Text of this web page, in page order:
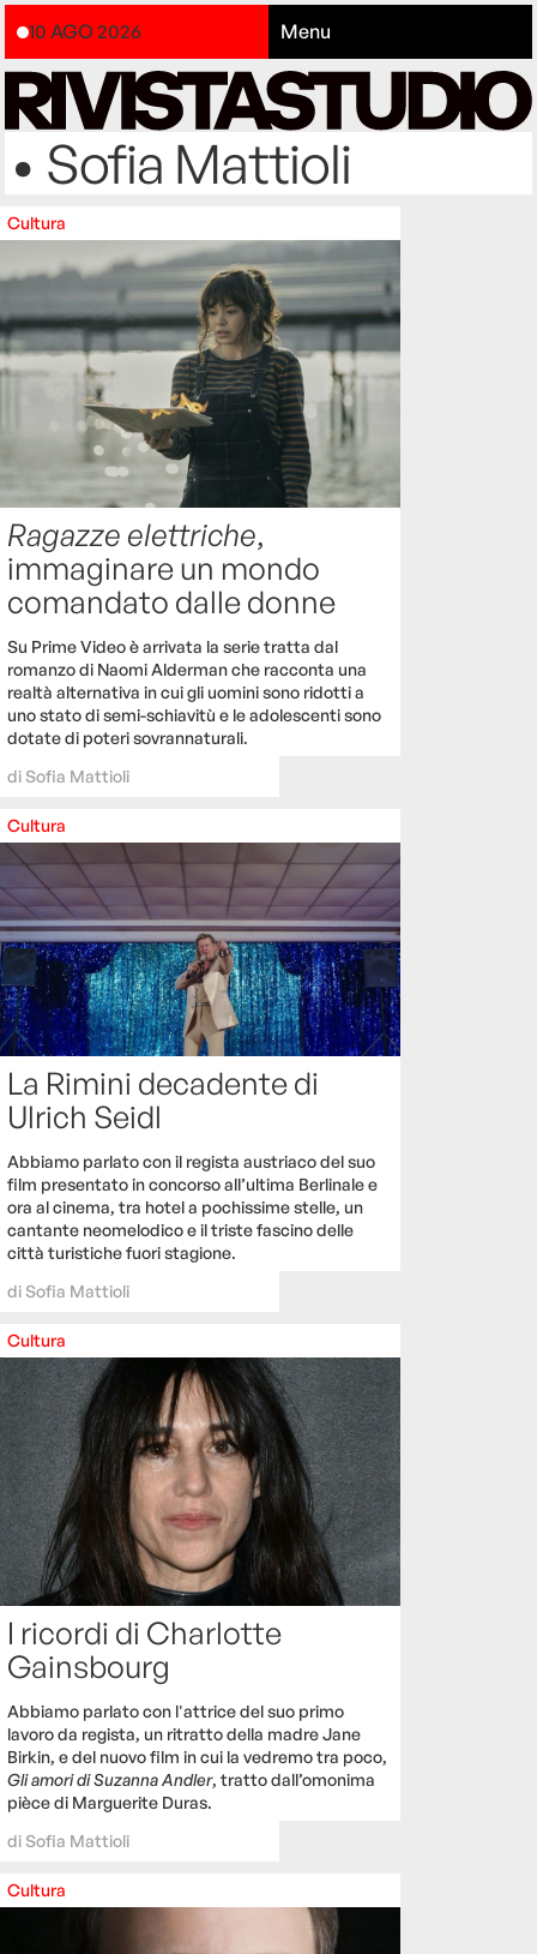
10 AGO 2026 Menu
• Sofia Mattioli
Cultura
Ragazze elettriche,
immaginare un mondo
comandato dalle donne
Su Prime Video è arrivata la serie tratta dal
romanzo di Naomi Alderman che racconta una
realtà alternativa in cui gli uomini sono ridotti a
uno stato di semi-schiavitù e le adolescenti sono
dotate di poteri sovrannaturali.
diSofia Mattioli
Cultura
La Rimini decadente di
Ulrich Seidl
Abbiamo parlato con il regista austriaco del suo
film presentato in concorso all’ultima Berlinale e
ora al cinema, tra hotel a pochissime stelle, un
cantante neomelodico e il triste fascino delle
città turistiche fuori stagione.
diSofia Mattioli
Cultura
I ricordi di Charlotte
Gainsbourg
Abbiamo parlato con l'attrice del suo primo
lavoro da regista, un ritratto della madre Jane
Birkin, e del nuovo film in cui la vedremo tra poco,
Gli amori di Suzanna Andler, tratto dall’omonima
pièce di Marguerite Duras.
diSofia Mattioli
Cultura